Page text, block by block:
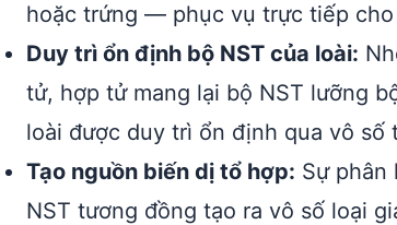
hoặc trứng — phục vụ trực tiếp
Duy trì ổn định bộ NST của loài:
tử, hợp tử mang lại bộ NST lưỡng
loài được duy trì ổn định qua vô số
Tạo nguồn biến dị tổ hợp: Sự phân
NST tương đồng tạo ra vô số loại